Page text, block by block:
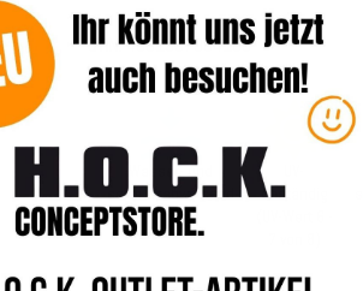
Wasser- und
schmutzabweisend
beständig
GTIN 4001537904189